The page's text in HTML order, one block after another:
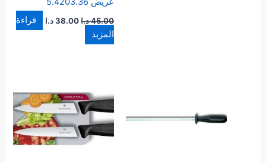
45.00د.ا38.00د.ا
قراءة
المزيد